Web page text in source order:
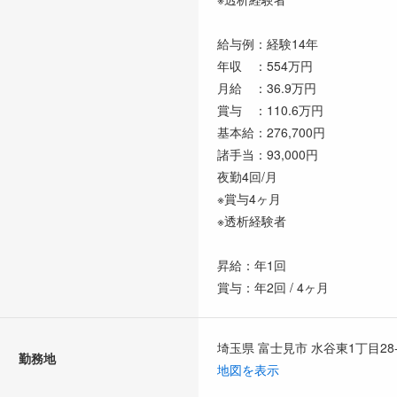
給与例：経験14年
年収 ：554万円
月給 ：36.9万円
賞与 ：110.6万円
基本給：276,700円
諸手当：93,000円
夜勤4回/月
※賞与4ヶ月
※透析経験者
昇給：年1回
賞与：年2回 / 4ヶ月
勤務地
埼玉県 富士見市 水谷東1丁目
地図を表示